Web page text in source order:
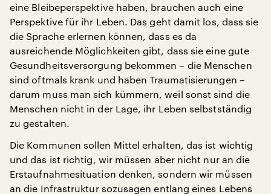
eine Bleibeperspektive haben, brauchen auch eine
Perspektive für ihr Leben. Das geht damit los, dass sie
die Sprache erlernen können, dass es da
ausreichende Möglichkeiten gibt, dass sie eine gute
Gesundheitsversorgung bekommen – die Menschen
sind oftmals krank und haben Traumatisierungen –
darum muss man sich kümmern, weil sonst sind die
Menschen nicht in der Lage, ihr Leben selbstständig
zu gestalten.
Die Kommunen sollen Mittel erhalten, das ist wichtig
und das ist richtig, wir müssen aber nicht nur an die
Erstaufnahmesituation denken, sondern wir müssen
an die Infrastruktur sozusagen entlang eines Lebens